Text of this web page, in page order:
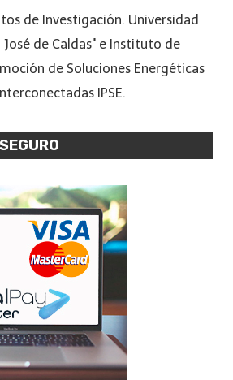
de Investigación. Universidad
de Caldas" e Instituto de
de Soluciones Energéticas
IPSE.